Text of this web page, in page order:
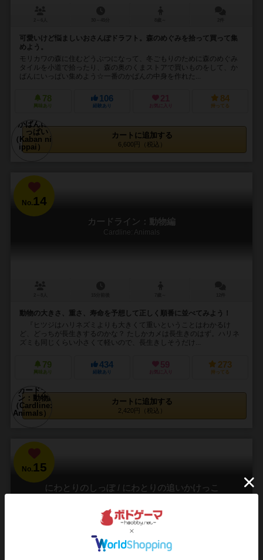
可愛いけど悩ましいおさんぽドラフト。森のめぐみを拾って買って集
めよう。
モリカワの森に住むどうぶつになって、冬ごもりのために森のめぐみ
タイルを小道で拾ったり、森の奥のくまストアで買いものをして、か
ばんにいっぱい集めよう☆一番のかばんの中身を作れた...
78
興味あり
106
経験あり
21
お気に入り
84
持ってる
カートに追加する
6,600円（税込）
No.14
カードライン：動物編
Cardline: Animals
動物の大きさ、重さ、寿命を予想して正しく順番に並べてみよう！
『ヒツジはハリネズミよりも大きくて重いということはわかるけ
ど、どっちが長生きするのかな？ たしかカメは長生きのはず。ハリネ
ズミも同じくらい小さくて軽いので、長生きしそうだけ...
79
興味あり
434
経験あり
59
お気に入り
273
持ってる
カートに追加する
2,420円（税込）
No.15
にわとりのしっぽ / にわとりの追いかけっこ